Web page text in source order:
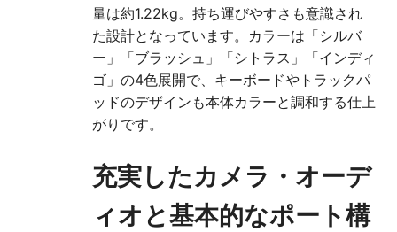
量は約1.22kg。持ち運びやすさも意識され
た設計となっています。カラーは「シルバ
ー」「ブラッシュ」「シトラス」「インディ
ゴ」の4色展開で、キーボードやトラックパ
ッドのデザインも本体カラーと調和する仕上
がりです。
充実したカメラ・オーデ
ィオと基本的なポート構